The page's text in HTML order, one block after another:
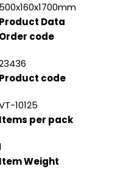
500x160x1700mm
Product Data
Order code
Product code
10125
Items per pack
Item Weight